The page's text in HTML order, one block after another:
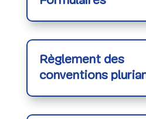
Règlement des
conventions